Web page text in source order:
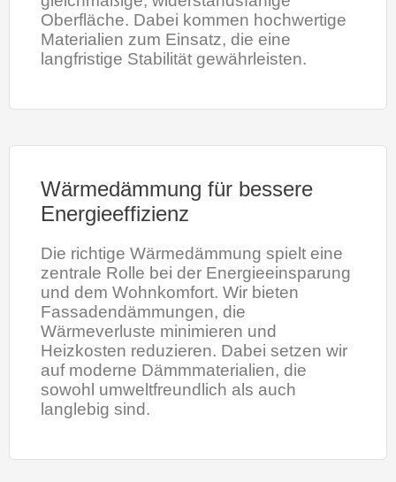
Oberfläche. Dabei kommen hochwertige
Materialien zum Einsatz, die eine
langfristige Stabilität gewährleisten.
Wärmedämmung für bessere
Energieeffizienz
Die richtige Wärmedämmung spielt eine
zentrale Rolle bei der Energieeinsparung
und dem Wohnkomfort. Wir bieten
Fassadendämmungen, die
Wärmeverluste minimieren und
Heizkosten reduzieren. Dabei setzen wir
auf moderne Dämmmaterialien, die
sowohl umweltfreundlich als auch
langlebig sind.